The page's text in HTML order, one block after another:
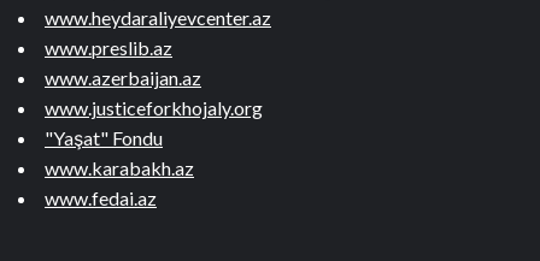
www.heydaraliyevcenter.az
www.preslib.az
www.azerbaijan.az
www.justiceforkhojaly.org
"Yaşat" Fondu
www.karabakh.az
www.fedai.az